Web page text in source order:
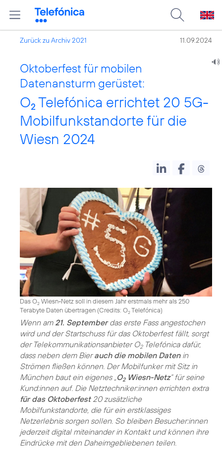
Zurück zu Archiv 2021 11.09.2024
Oktoberfest für mobilen
Datenansturm gerüstet:
O2 Telefónica errichtet 20 5G-
Mobilfunkstandorte für die
Wiesn 2024
Das O2 Wiesn-Netz soll in diesem Jahr erstmals mehr als 250
Terabyte Daten übertragen (Credits: O2Telefónica)
Wenn am 21. Septemberdas erste Fass angestochen
wird und der Startschuss für das Oktoberfest fällt, sorgt
der Telekommunikationsanbieter O2Telefónica dafür,
dass neben dem Bierauch die mobilen Datenin
Strömen fließen können. Der Mobilfunker mit Sitz in
München baut ein eigenes „ O2Wiesn-Netz“ für seine
Kund:innen auf. Die Netztechniker:innen errichten extra
für das Oktoberfest20 zusätzliche
Mobilfunkstandorte, die für ein erstklassiges
Netzerlebnis sorgen sollen. So bleiben Besucher:innen
jederzeit digital miteinander in Kontakt und können ihre
Eindrücke mit den Daheimgebliebenen teilen.